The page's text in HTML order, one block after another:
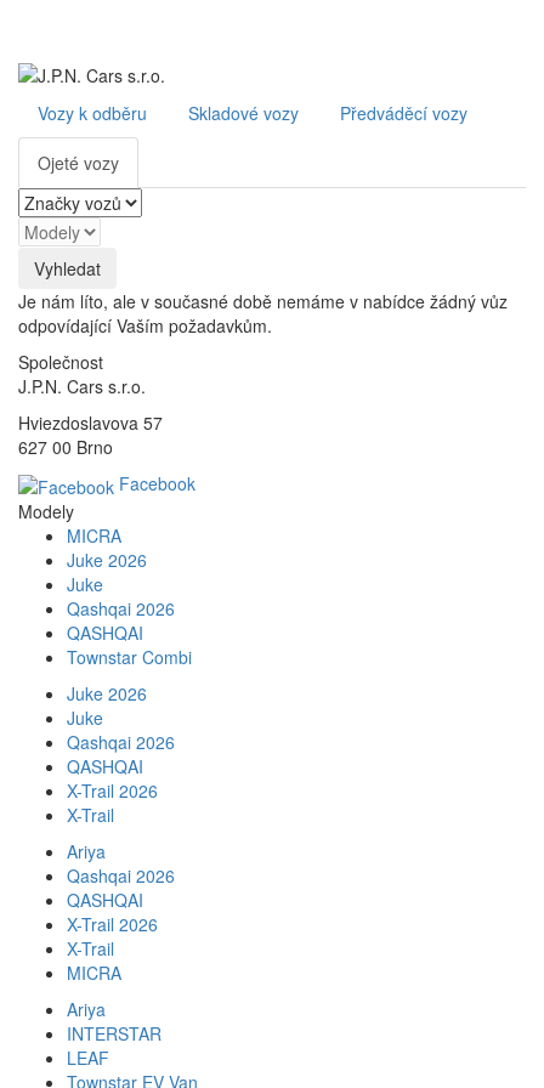
Vozy k odběru Skladové vozy Předváděcí vozy
Ojeté vozy
Je nám líto, ale v současné době nemáme v nabídce žádný vůz
odpovídající Vaším požadavkům.
Společnost
J.P.N. Cars s.r.o.
Hviezdoslavova 57
627 00 Brno
Facebook
Modely
MICRA
Juke 2026
Juke
Qashqai 2026
QASHQAI
Townstar Combi
Juke 2026
Juke
Qashqai 2026
QASHQAI
X-Trail 2026
X-Trail
Ariya
Qashqai 2026
QASHQAI
X-Trail 2026
X-Trail
MICRA
Ariya
INTERSTAR
LEAF
Townstar EV Van